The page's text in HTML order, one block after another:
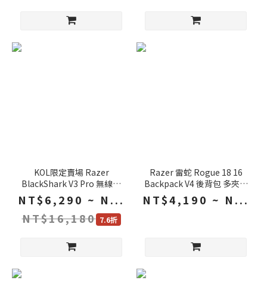
KOL限定賣場 Razer
BlackShark V3 Pro 無線耳
機 +Raiju V3 Pro PS5 搖桿
NT$6,290 ~ N...
NT$16,180 7.6折
Razer 雷蛇 Rogue 18 16
Backpack V4 後背包 多夾層
收納 透氣網布背板 防潑水 筆
電後背包 電腦包
NT$4,190 ~ N...